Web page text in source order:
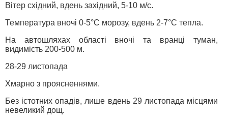
Вітер східний, вдень західний, 5-10 м/с.
Температура вночі 0-5°С морозу, вдень 2-7°С тепла.
На автошляхах області вночі та вранці туман,
видимість 200-500 м.
28-29 листопада
Хмарно з проясненнями.
Без істотних опадів, лише вдень 29 листопада місцями
невеликий дощ.